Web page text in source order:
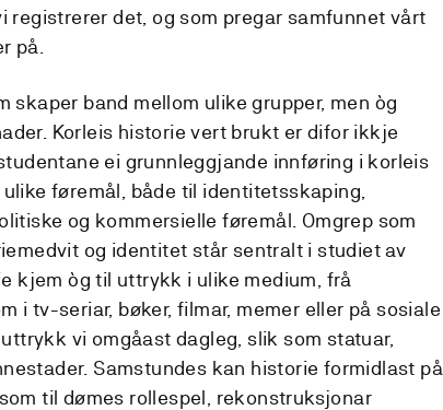
registrerer det, og som pregar samfunnet vårt
på.
skaper band mellom ulike grupper, men òg
Korleis historie vert brukt er difor ikkje
ei grunnleggjande innføring i korleis
føremål, både til identitetsskaping,
og kommersielle føremål. Omgrep som
og identitet står sentralt i studiet av
kjem òg til uttrykk i ulike medium, frå
i tv-seriar, bøker, filmar, memer eller på sosiale
vi omgåast dagleg, slik som statuar,
Samstundes kan historie formidlast på
til dømes rollespel, rekonstruksjonar